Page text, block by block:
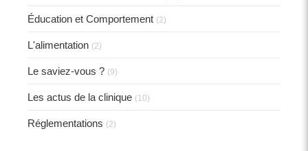
Éducation et Comportement (2)
L'alimentation (2)
Le saviez-vous ? (9)
Les actus de la clinique (10)
Réglementations (2)